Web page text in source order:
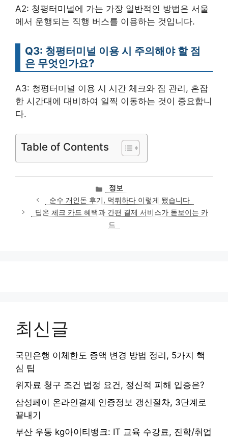
A2: 청평터미널에 가는 가장 일반적인 방법은 서울
에서 운행되는 직행 버스를 이용하는 것입니다.
Q3: 청평터미널 이용 시 주의해야 할 점
은 무엇인가요?
A3: 청평터미널 이용 시 시간 체크와 짐 관리, 혼잡
한 시간대에 대비하여 일찍 이동하는 것이 중요합니
다.
Table of Contents
카
테
고
리
정보
순수 개인돈 후기, 먹튀하다 이렇게 됐습니다
딥온 체크 카드 혜택과 간편 결제 서비스가 돋보이는 카
드
최신글
국민은행 이체한도 증액 변경 방법 정리, 5가지 핵
심 팁
위자료 청구 조건 법정 요건, 정신적 피해 입증은?
삼성페이 온라인결제 인증정보 갱신절차, 3단계로
끝내기
부산 우동 kg아이티뱅크: IT 교육 수강료, 진학/취업